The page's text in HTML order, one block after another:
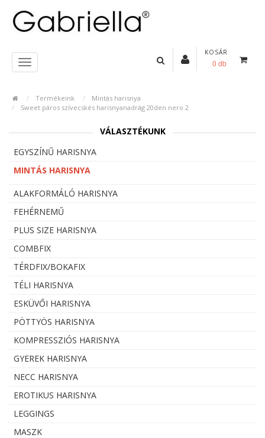
KOSÁR
0 db
Termékeink
Mintás harisnya
Sweet páros szívecskés harisnyanadrág 20den nero 2
VÁLASZTÉKUNK
EGYSZÍNŰ HARISNYA
MINTÁS HARISNYA
ALAKFORMÁLÓ HARISNYA
FEHÉRNEMŰ
PLUS SIZE HARISNYA
COMBFIX
TÉRDFIX/BOKAFIX
TÉLI HARISNYA
ESKÜVŐI HARISNYA
PÖTTYÖS HARISNYA
KOMPRESSZIÓS HARISNYA
GYEREK HARISNYA
NECC HARISNYA
EROTIKUS HARISNYA
LEGGINGS
MASZK